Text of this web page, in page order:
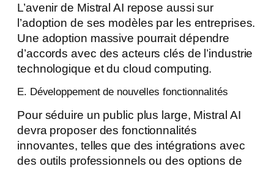
L’avenir de Mistral AI repose aussi sur
l’adoption de ses modèles par les entreprises.
Une adoption massive pourrait dépendre
d’accords avec des acteurs clés de l’industrie
technologique et du cloud computing.
E. Développement de nouvelles fonctionnalités
Pour séduire un public plus large, Mistral AI
devra proposer des fonctionnalités
innovantes, telles que des intégrations avec
des outils professionnels ou des options de